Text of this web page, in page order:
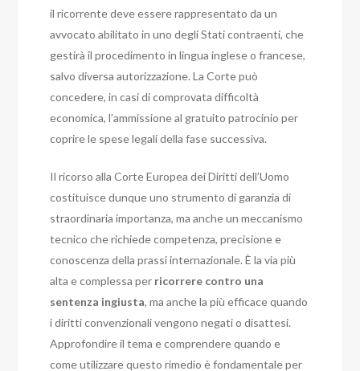
il ricorrente deve essere rappresentato da un
avvocato abilitato in uno degli Stati contraenti, che
gestirà il procedimento in lingua inglese o francese,
salvo diversa autorizzazione. La Corte può
concedere, in casi di comprovata difficoltà
economica, l’ammissione al gratuito patrocinio per
coprire le spese legali della fase successiva.
Il ricorso alla Corte Europea dei Diritti dell’Uomo
costituisce dunque uno strumento di garanzia di
straordinaria importanza, ma anche un meccanismo
tecnico che richiede competenza, precisione e
conoscenza della prassi internazionale. È la via più
alta e complessa per ricorrere contro una
sentenza ingiusta, ma anche la più efficace quando
i diritti convenzionali vengono negati o disattesi.
Approfondire il tema e comprendere quando e
come utilizzare questo rimedio è fondamentale per